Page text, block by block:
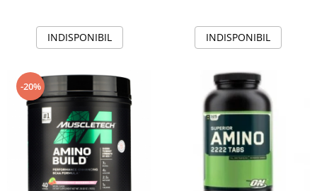
INDISPONIBIL INDISPONIBIL
-20%